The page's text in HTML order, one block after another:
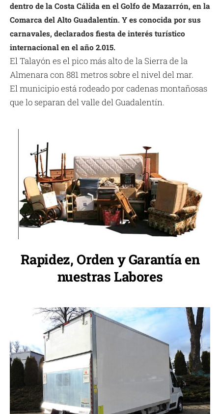
dentro de la Costa Cálida en el Golfo de Mazarrón, en la
Comarca del Alto Guadalentín. Y es conocida por sus
carnavales, declarados fiesta de interés turístico
internacional en el año 2.015.
El Talayón es el pico más alto de la Sierra de la
Almenara con 881 metros sobre el nivel del mar.
El municipio está rodeado por cadenas montañosas
que lo separan del valle del Guadalentín.
Rapidez, Orden y Garantía en
nuestras Labores